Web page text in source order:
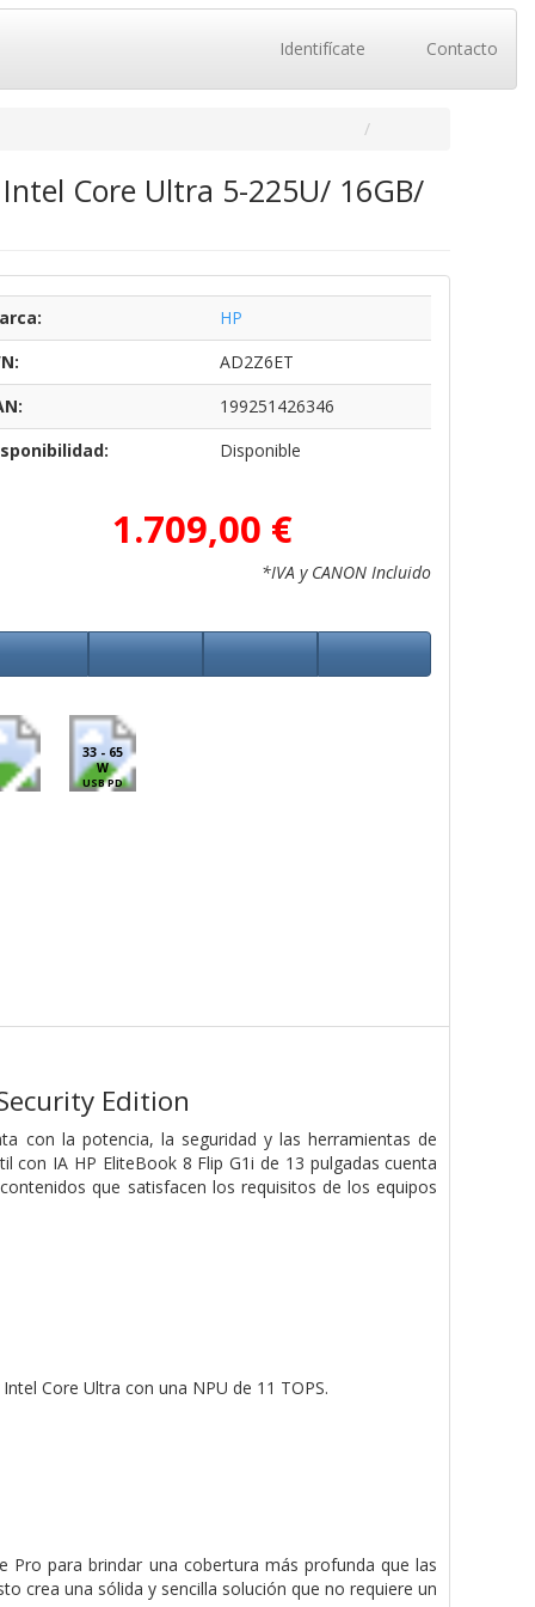
Identifícate Contacto
Core Ultra 5-225U/ 16GB/
HP
AD2Z6ET
199251426346
Disponible
1.709,00 €
*IVA y CANON Incluido
33 - 65
W
USB PD
Edition
con la potencia, la seguridad y las herramientas de
IA HP EliteBook 8 Flip G1i de 13 pulgadas cuenta
que satisfacen los requisitos de los equipos
Core Ultra con una NPU de 11 TOPS.
Pro para brindar una cobertura más profunda que las
crea una sólida y sencilla solución que no requiere un